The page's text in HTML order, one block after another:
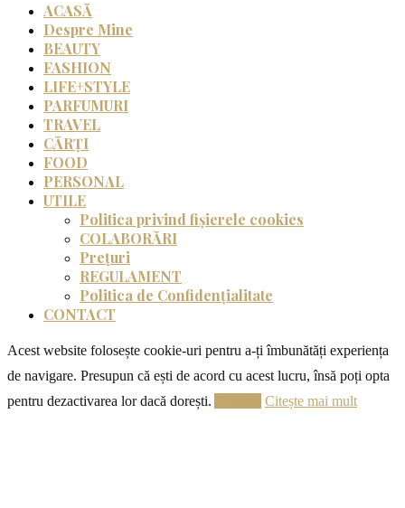
ACASĂ
Despre Mine
BEAUTY
FASHION
LIFE+STYLE
PARFUMURI
TRAVEL
CĂRȚI
FOOD
PERSONAL
UTILE
Politica privind fișierele cookies
COLABORĂRI
Prețuri
REGULAMENT
Politica de Confidențialitate
CONTACT
Acest website folosește cookie-uri pentru a-ți îmbunătăți experiența
de navigare. Presupun că ești de acord cu acest lucru, însă poți opta
pentru dezactivarea lor dacă dorești.
Citește mai mult